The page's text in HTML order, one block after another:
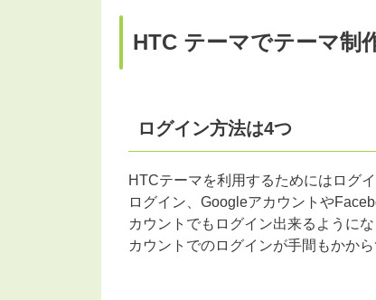
HTC テーマでテーマ制
ログイン方法は4つ
HTCテーマを利用するためにはログ
ログイン、Googleアカウントや
カウントでもログイン出来るように
カウントでのログインが手間もかから